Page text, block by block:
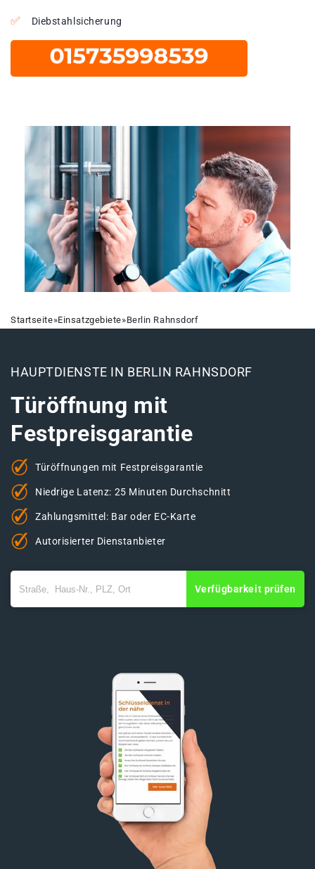
Diebstahlsicherung
Startseite»Einsatzgebiete»Berlin Rahnsdorf
HAUPTDIENSTE IN BERLIN RAHNSDORF
Türöffnung mit
Festpreisgarantie
Türöffnungen mit Festpreisgarantie
Niedrige Latenz: 25 Minuten Durchschnitt
Zahlungsmittel: Bar oder EC-Karte
Autorisierter Dienstanbieter
Verfügbarkeit prüfen